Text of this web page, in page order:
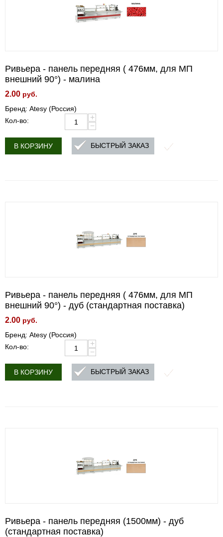
Ривьера - панель передняя ( 476мм, для МП
внешний 90°) - малина
2.00 руб.
Бренд: Atesy (Россия)
Кол-во:
+
−
В КОРЗИНУ БЫСТРЫЙ ЗАКАЗ
Ривьера - панель передняя ( 476мм, для МП
внешний 90°) - дуб (стандартная поставка)
2.00 руб.
Бренд: Atesy (Россия)
Кол-во:
+
−
В КОРЗИНУ БЫСТРЫЙ ЗАКАЗ
Ривьера - панель передняя (1500мм) - дуб
(стандартная поставка)